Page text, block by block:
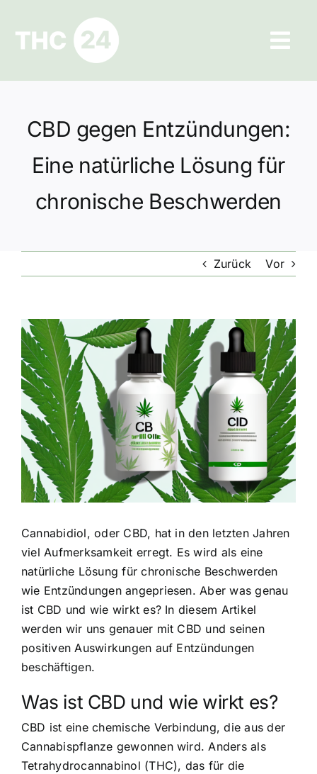
springen
Ratgeber
Hilfe und Kontakt
Datenschutz
CBD gegen Entzündungen:
Eine natürliche Lösung für
chronische Beschwerden
Zurück Vor
Zeige
grösseres
Bild
Cannabidiol, oder CBD, hat in den letzten Jahren
viel Aufmerksamkeit erregt. Es wird als eine
natürliche Lösung für chronische Beschwerden
wie Entzündungen angepriesen. Aber was genau
ist CBD und wie wirkt es? In diesem Artikel
werden wir uns genauer mit CBD und seinen
positiven Auswirkungen auf Entzündungen
beschäftigen.
Was ist CBD und wie wirkt es?
CBD ist eine chemische Verbindung, die aus der
Cannabispflanze gewonnen wird. Anders als
Tetrahydrocannabinol (THC), das für die